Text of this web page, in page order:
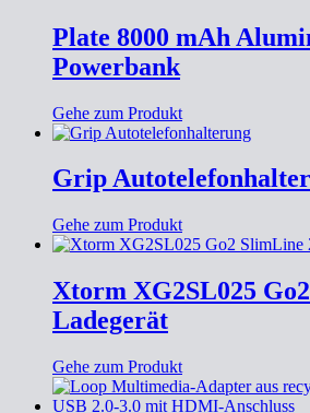
Plate 8000 mAh
Powerbank
Gehe zum Produkt
Grip
Gehe zum Produkt
Xtorm XG2SL025
Ladegerät
Gehe zum Produkt